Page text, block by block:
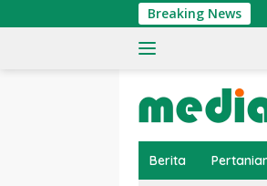
ke
Breaking News
Berita